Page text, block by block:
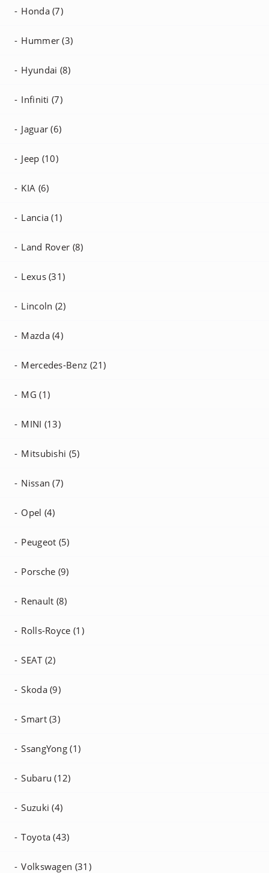
Honda (7)
Hummer (3)
Hyundai (8)
Infiniti (7)
Jaguar (6)
Jeep (10)
KIA (6)
Lancia (1)
Land Rover (8)
Lexus (31)
Lincoln (2)
Mazda (4)
Mercedes-Benz (21)
MG (1)
MINI (13)
Mitsubishi (5)
Nissan (7)
Opel (4)
Peugeot (5)
Porsche (9)
Renault (8)
Rolls-Royce (1)
SEAT (2)
Skoda (9)
Smart (3)
SsangYong (1)
Subaru (12)
Suzuki (4)
Toyota (43)
Volkswagen (31)